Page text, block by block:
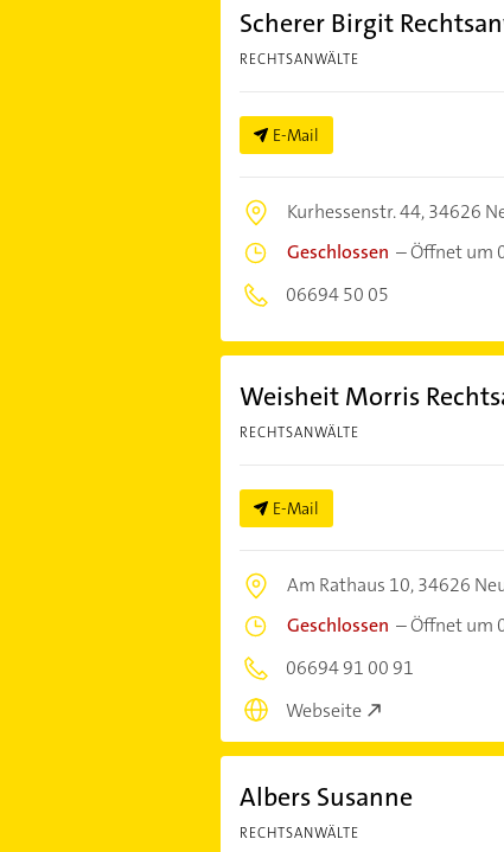
Scherer Birgit
RECHTSANWÄLTE
E-Mail
Kurhessenstr. 44,34626
Geschlossen –Öffnet um
06694 50 05
Weisheit Morris
RECHTSANWÄLTE
E-Mail
Am Rathaus 10,34626
Geschlossen –Öffnet um
06694 91 00 91
Webseite
Albers Susanne
RECHTSANWÄLTE